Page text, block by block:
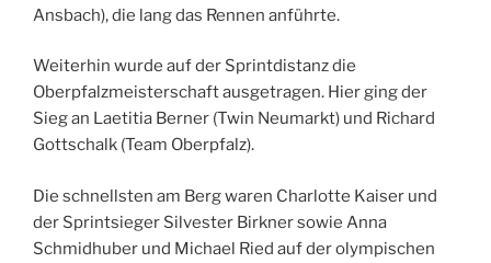
Ansbach), die lang das Rennen anführte.
Weiterhin wurde auf der Sprintdistanz die
Oberpfalzmeisterschaft ausgetragen. Hier ging der
Sieg an Laetitia Berner (Twin Neumarkt) und Richard
Gottschalk (Team Oberpfalz).
Die schnellsten am Berg waren Charlotte Kaiser und
der Sprintsieger Silvester Birkner sowie Anna
Schmidhuber und Michael Ried auf der olympischen